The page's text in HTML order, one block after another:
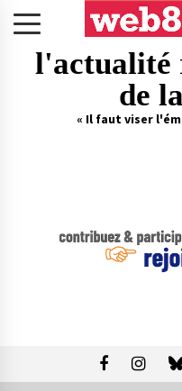
l'actualité
de
« Il faut viser